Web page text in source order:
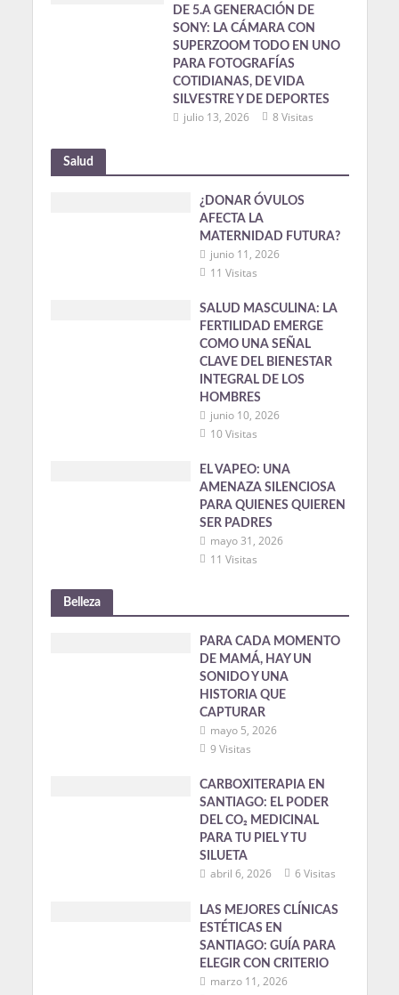
DE 5.A GENERACIÓN DE
SONY: LA CÁMARA CON
SUPERZOOM TODO EN UNO
PARA FOTOGRAFÍAS
COTIDIANAS, DE VIDA
SILVESTRE Y DE DEPORTES
julio 13, 2026
8 Visitas
Salud
¿DONAR ÓVULOS
AFECTA LA
MATERNIDAD FUTURA?
junio 11, 2026
11 Visitas
SALUD MASCULINA: LA
FERTILIDAD EMERGE
COMO UNA SEÑAL
CLAVE DEL BIENESTAR
INTEGRAL DE LOS
HOMBRES
junio 10, 2026
10 Visitas
EL VAPEO: UNA
AMENAZA SILENCIOSA
PARA QUIENES QUIEREN
SER PADRES
mayo 31, 2026
11 Visitas
Belleza
PARA CADA MOMENTO
DE MAMÁ, HAY UN
SONIDO Y UNA
HISTORIA QUE
CAPTURAR
mayo 5, 2026
9 Visitas
CARBOXITERAPIA EN
SANTIAGO: EL PODER
DEL CO₂ MEDICINAL
PARA TU PIEL Y TU
SILUETA
abril 6, 2026
6 Visitas
LAS MEJORES CLÍNICAS
ESTÉTICAS EN
SANTIAGO: GUÍA PARA
ELEGIR CON CRITERIO
marzo 11, 2026